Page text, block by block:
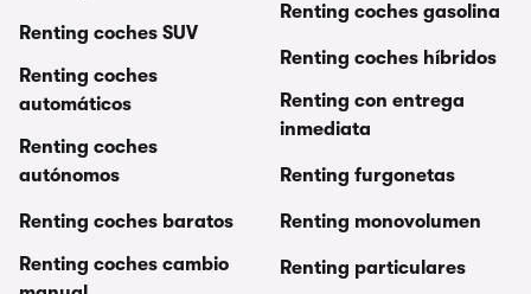
Renting coches SUV
Renting coches
automáticos
Renting coches
autónomos
Renting coches baratos
Renting coches cambio
Renting coches gasolina
Renting coches híbridos
Renting con entrega
inmediata
Renting furgonetas
Renting monovolumen
Renting particulares